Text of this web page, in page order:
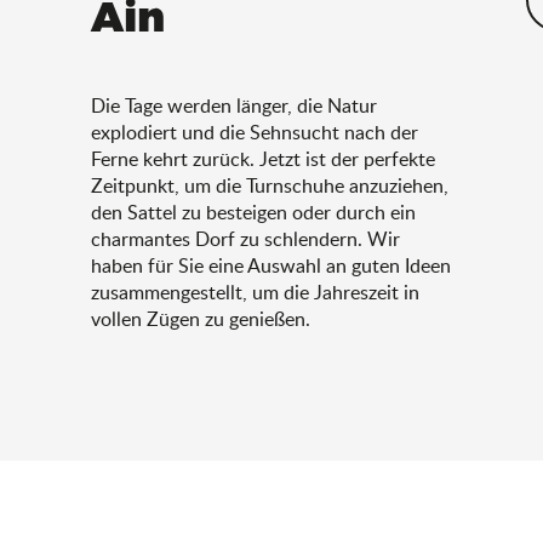
Ain
Die Tage werden länger, die Natur
explodiert und die Sehnsucht nach der
Ferne kehrt zurück. Jetzt ist der perfekte
Zeitpunkt, um die Turnschuhe anzuziehen,
den Sattel zu besteigen oder durch ein
charmantes Dorf zu schlendern. Wir
haben für Sie eine Auswahl an guten Ideen
zusammengestellt, um die Jahreszeit in
vollen Zügen zu genießen.